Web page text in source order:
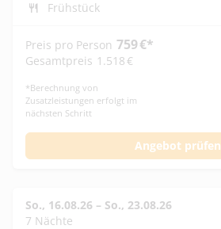
Frühstück
Preis pro Person 759€*
Gesamtpreis 1.518€
*Berechnung von
Zusatzleistungen erfolgt im
nächsten Schritt
Angebot prüfen
So., 16.08.26 – So., 23.08.26
7 Nächte